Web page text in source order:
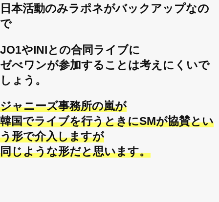
日本活動のみラポネがバックアップなの
で
JO1やINIとの合同ライブに
ゼべワンが参加することは考えにくいで
しょう。
ジャニーズ事務所の嵐が
韓国でライブを行うときにSMが協賛とい
う形で介入しますが
同じような形だと思います。